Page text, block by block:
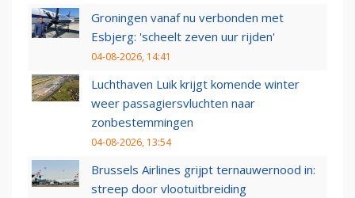
Groningen vanaf nu verbonden met
Esbjerg: 'scheelt zeven uur rijden'
04-08-2026, 14:41
Luchthaven Luik krijgt komende winter
weer passagiersvluchten naar
zonbestemmingen
04-08-2026, 13:54
Brussels Airlines grijpt ternauwernood in:
streep door vlootuitbreiding